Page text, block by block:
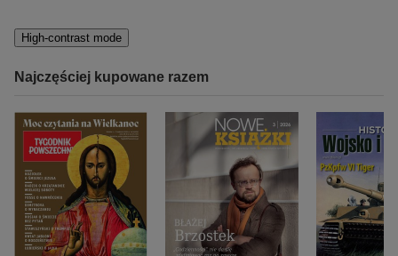
High-contrast mode
Najczęściej kupowane razem